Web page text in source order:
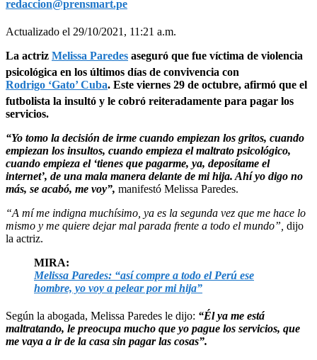
minutes,
seconds
redaccion@prensmart.pe
Actualizado el 29/10/2021, 11:21 a.m.
La actriz Melissa Paredes aseguró que fue víctima de violencia
psicológica en los últimos días de convivencia con
Rodrigo ‘Gato’ Cuba. Este viernes 29 de octubre, afirmó que el
futbolista la insultó y le cobró reiteradamente para pagar los
servicios.
“Yo tomo la decisión de irme cuando empiezan los gritos, cuando
empiezan los insultos, cuando empieza el maltrato psicológico,
cuando empieza el ‘tienes que pagarme, ya, deposítame el
internet’, de una mala manera delante de mi hija. Ahí yo digo no
más, se acabó, me voy”, manifestó Melissa Paredes.
“A mí me indigna muchísimo, ya es la segunda vez que me hace lo
mismo y me quiere dejar mal parada frente a todo el mundo”, dijo
la actriz.
MIRA:
Melissa Paredes: “así compre a todo el Perú ese
hombre, yo voy a pelear por mi hija”
Según la abogada, Melissa Paredes le dijo: “Él ya me está
maltratando, le preocupa mucho que yo pague los servicios, que
me vaya a ir de la casa sin pagar las cosas”.